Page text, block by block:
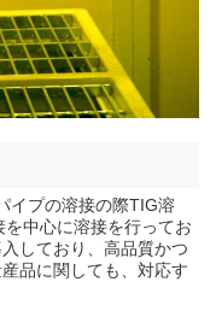
イプの溶接の際TIG溶
中心に溶接を行ってお
しており、高品質かつ
品に関しても、対応す